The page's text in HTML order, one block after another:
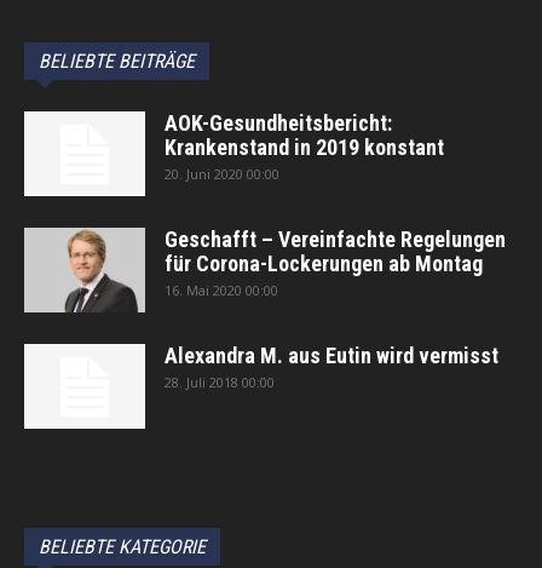
BELIEBTE BEITRÄGE
AOK-Gesundheitsbericht:
Krankenstand in 2019 konstant
20. Juni 2020 00:00
Geschafft – Vereinfachte Regelungen
für Corona-Lockerungen ab Montag
16. Mai 2020 00:00
Alexandra M. aus Eutin wird vermisst
28. Juli 2018 00:00
BELIEBTE KATEGORIE